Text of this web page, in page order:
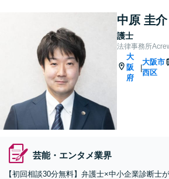
中原 圭介
護士
法律事務所
大
阪
府
|
大阪市
西区
芸能・エンタメ業界
【初回相談30分無料】弁護士×中小企業診断士